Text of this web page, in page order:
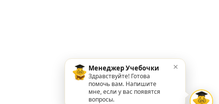
Менеджер Учебочки
Здравствуйте! Готова
помочь вам. Напишите
мне, если у вас появятся
вопросы.
×